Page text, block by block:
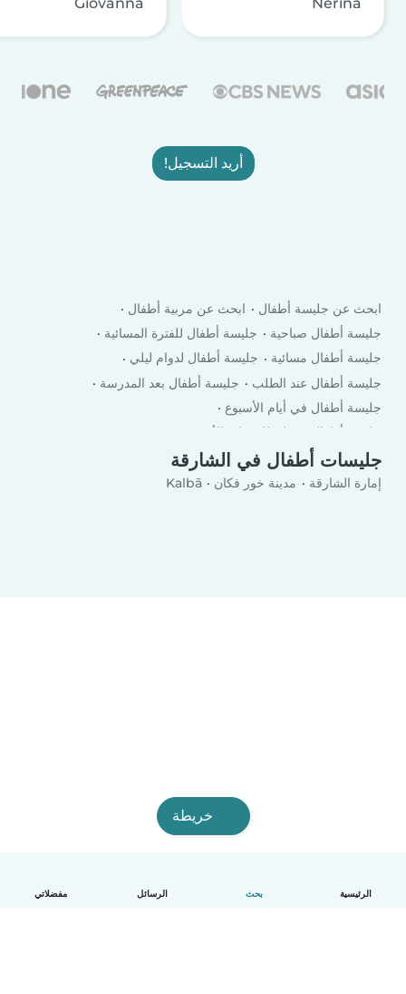
الرئيسية بحث الرسائل مفضلاتي
أريد التسجيل!
ابحث عن جليسة أطفال
ابحث عن مربية أطفال
جليسة أطفال صباحية
جليسة أطفال للفترة المسائية
جليسة أطفال مسائية
جليسة أطفال لدوام ليلي
جليسة أطفال عند الطلب
جليسة أطفال بعد المدرسة
جليسة أطفال في أيام الأسبوع
جليسة أطفال في لعطلة نهاية الأسبوع
جليسات أطفال في الشارقة
إمارة الشارقة مدينة خور فكان Kalbā
خريطة